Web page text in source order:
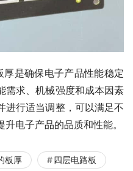
是确保电子产品性能稳定
需求、机械强度和成本因素
进行适当调整，可以满足不
电子产品的品质和性能。
板厚
四层电路板